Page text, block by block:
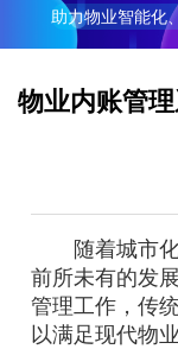
助力物业智能化
物业内账管
随着城市化
前所未有的发
管理工作，传
以满足现代物